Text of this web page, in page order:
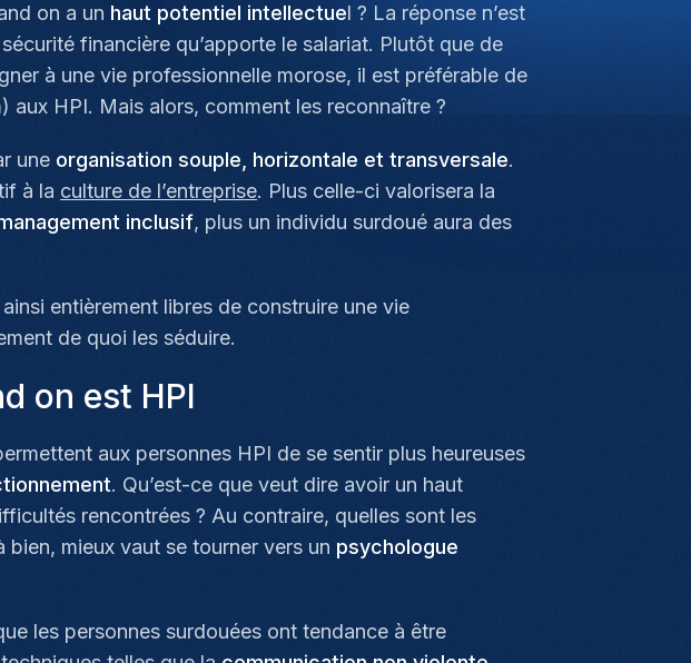
on a un haut potentiel intellectuel ? La réponse n’est
financière qu’apporte le salariat. Plutôt que de
à une vie professionnelle morose, il est préférable de
aux HPI. Mais alors, comment les reconnaître ?
une organisation souple, horizontale et transversale.
à la culture de l’entreprise. Plus celle-ci valorisera la
inclusif, plus un individu surdoué aura des
entièrement libres de construire une vie
de quoi les séduire.
on est HPI
aux personnes HPI de se sentir plus heureuses
. Qu’est-ce que veut dire avoir un haut
rencontrées ? Au contraire, quelles sont les
bien, mieux vaut se tourner vers un psychologue
les personnes surdouées ont tendance à être